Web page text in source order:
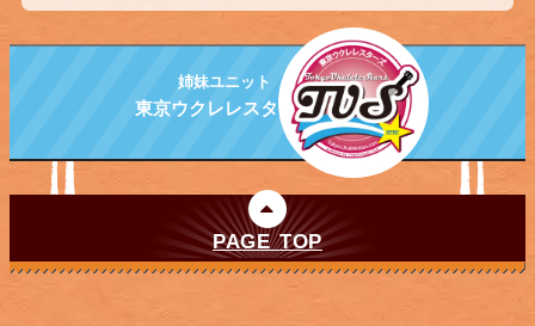
姉妹ユニット
東京ウクレレスターズ
PAGE TOP